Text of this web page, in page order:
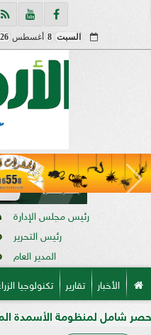
السبت 8 أغسطس
رئيس مجلس الإدارة
رئيس التحرير
المدير العام
الأخبار تقارير تكنولوجيا
الأسمدة المدعمة